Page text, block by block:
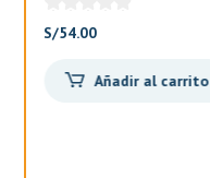
S/54.00
Añadir al carrito